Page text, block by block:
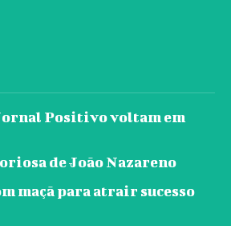
Positivo voltam em
de João Nazareno
maçã para atrair sucesso